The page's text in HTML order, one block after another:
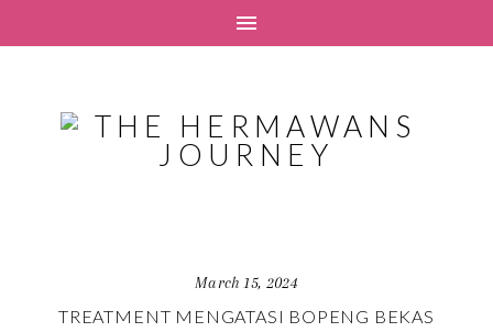
March 15, 2024
TREATMENT MENGATASI BOPENG BEKAS